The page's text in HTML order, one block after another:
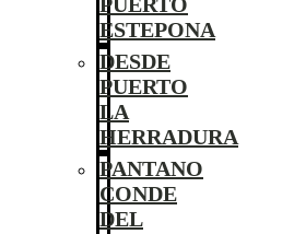
ESTEPONA
DESDE
PUERTO
LA
HERRADURA
PANTANO
CONDE
DEL